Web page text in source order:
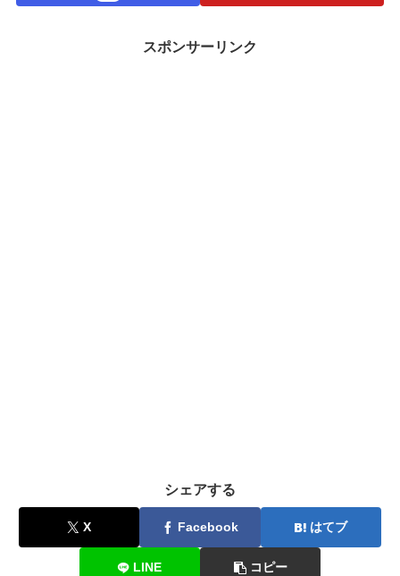
スポンサーリンク
シェアする
X Facebook はてブ
LINE コピー